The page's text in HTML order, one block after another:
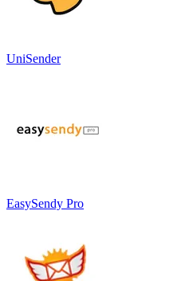
UniSender
EasySendy Pro